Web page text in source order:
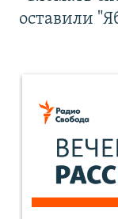
оставили